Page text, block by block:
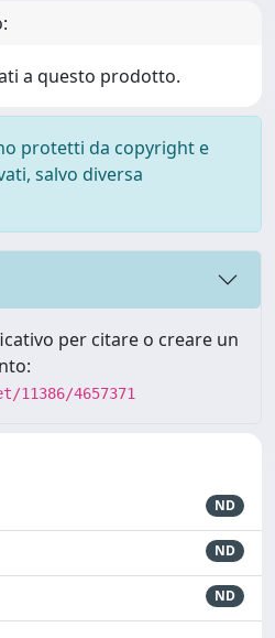
a questo prodotto.
protetti da copyright e
salvo diversa
per citare o creare un
4657371
ND
ND
ND